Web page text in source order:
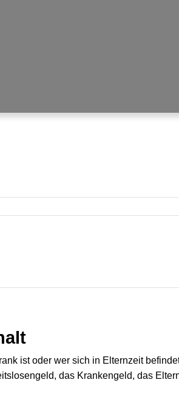
ist oder wer sich in Elternzeit
das Krankengeld, das